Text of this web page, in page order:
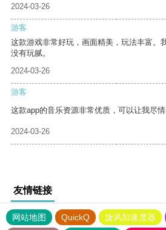
2024-03-26
游客
这款游戏非常好玩，画面精美，玩法丰富。
没有玩腻。
2024-03-26
游客
这款app的音乐资源非常优质，可以让我尽情
2024-03-26
友情链接
网站地图 QuickQ 旋风加速度器